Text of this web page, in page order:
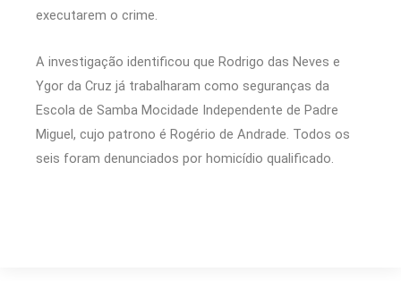
executarem o crime.
A investigação identificou que Rodrigo das Neves e
Ygor da Cruz já trabalharam como seguranças da
Escola de Samba Mocidade Independente de Padre
Miguel, cujo patrono é Rogério de Andrade. Todos os
seis foram denunciados por homicídio qualificado.